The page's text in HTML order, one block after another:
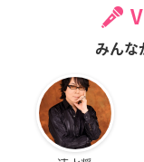
みんな